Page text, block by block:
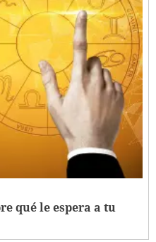
qué le espera a tu